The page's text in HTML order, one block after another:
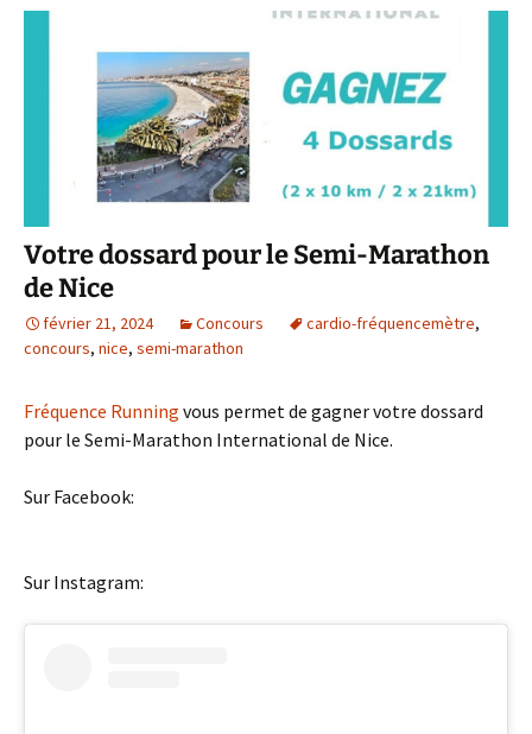
Votre dossard pour le Semi-Marathon
de Nice
février 21, 2024 Concours cardio-fréquencemètre,
concours, nice, semi-marathon
Fréquence Running vous permet de gagner votre dossard
pour le Semi-Marathon International de Nice.
Sur Facebook:
Sur Instagram: